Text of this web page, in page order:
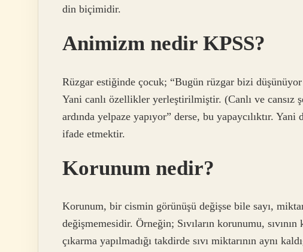
din biçimidir.
Animizm nedir KPSS?
Rüzgar estiğinde çocuk; “Bugün rüzgar bizi
Yani canlı özellikler yerleştirilmiştir. (Canlı ve cansız
ardında yelpaze yapıyor” derse, bu yapaycılıktır.
ifade etmektir.
Korunum nedir?
Korunum, bir cismin görünüşü değişse bile sayı,
değişmemesidir. Örneğin; Sıvıların korunumu,
çıkarma yapılmadığı takdirde sıvı miktarının aynı